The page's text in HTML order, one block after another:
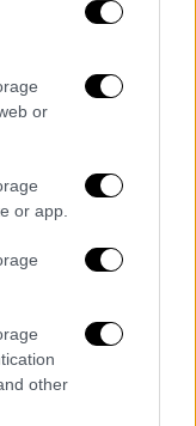
or
or app.
other
Οι…
τρία χρόνια
των